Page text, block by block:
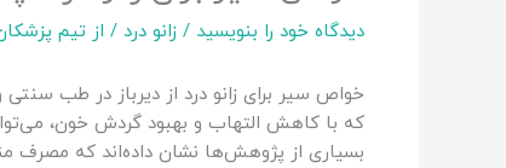
دیدگاه‌ خود را بنویسید / زانو درد / از تیم
خواص سیر برای زانو درد از دیرباز در طب
که با کاهش التهاب و بهبود گردش خون،
بسیاری از پژوهش‌ها نشان داده‌اند که مصرف